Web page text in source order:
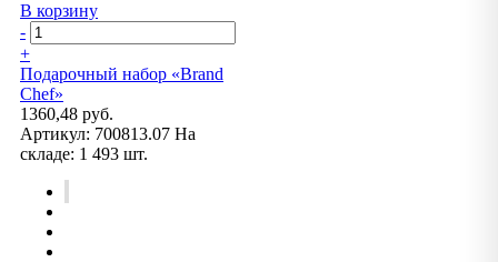
В корзину
-
+
Подарочный набор «Brand
Chef»
1360,48 руб.
Артикул: 700813.07 На
складе: 1 493 шт.